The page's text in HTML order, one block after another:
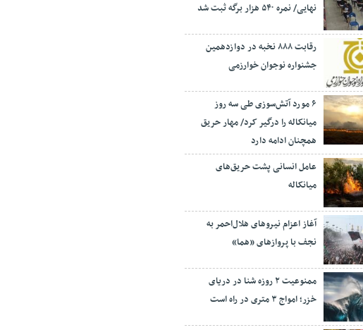
نهایی/ نمره ۵۴۰ هزار برگه ثبت شد
رقابت ۸۸۸ نخبه در دوازدهمین
جشنواره نوجوان خوارزمی
۶ مورد آتش‌سوزی طی سه روز
میانکاله را درگیر کرد/ مهار حریق
همچنان ادامه دارد
عامل انسانی پشت حریق‌های
میانکاله
آغاز اعزام نیروهای هلال‌احمر به
نجف با پروازهای «هما»
ممنوعیت ۲ روزه شنا در دریای
خزر؛ امواج ۳ متری در راه است